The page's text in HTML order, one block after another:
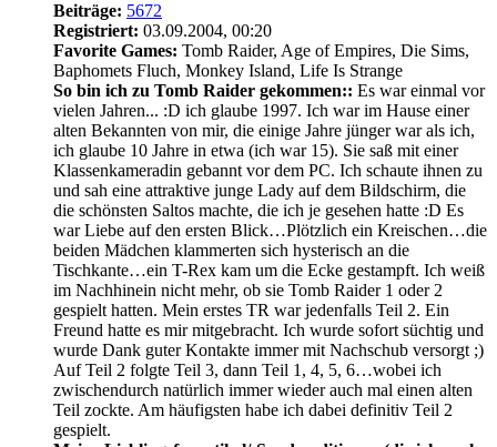
Beiträge: 5672
Registriert: 03.09.2004, 00:20
Favorite Games: Tomb Raider, Age of Empires, Die Sims,
Baphomets Fluch, Monkey Island, Life Is Strange
So bin ich zu Tomb Raider gekommen:: Es war einmal vor
vielen Jahren... :D ich glaube 1997. Ich war im Hause einer
alten Bekannten von mir, die einige Jahre jünger war als ich,
ich glaube 10 Jahre in etwa (ich war 15). Sie saß mit einer
Klassenkameradin gebannt vor dem PC. Ich schaute ihnen zu
und sah eine attraktive junge Lady auf dem Bildschirm, die
die schönsten Saltos machte, die ich je gesehen hatte :D Es
war Liebe auf den ersten Blick…Plötzlich ein Kreischen…die
beiden Mädchen klammerten sich hysterisch an die
Tischkante…ein T-Rex kam um die Ecke gestampft. Ich weiß
im Nachhinein nicht mehr, ob sie Tomb Raider 1 oder 2
gespielt hatten. Mein erstes TR war jedenfalls Teil 2. Ein
Freund hatte es mir mitgebracht. Ich wurde sofort süchtig und
wurde Dank guter Kontakte immer mit Nachschub versorgt ;)
Auf Teil 2 folgte Teil 3, dann Teil 1, 4, 5, 6…wobei ich
zwischendurch natürlich immer wieder auch mal einen alten
Teil zockte. Am häufigsten habe ich dabei definitiv Teil 2
gespielt.